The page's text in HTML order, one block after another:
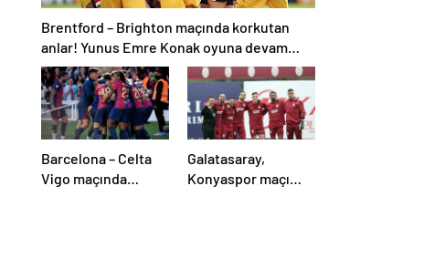
Brentford – Brighton maçında korkutan
anlar! Yunus Emre Konak oyuna devam
edemedi…
Barcelona – Celta
Vigo maçında
Galatasaray,
Konyaspor maçı